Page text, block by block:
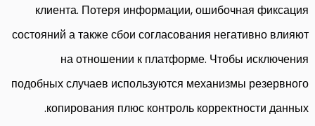
клиента. Потеря информации, ошибочная фиксация
состояний а также сбои согласования негативно влияют
на отношении к платформе. Чтобы исключения
подобных случаев используются механизмы резервного
копирования плюс контроль корректности данных.